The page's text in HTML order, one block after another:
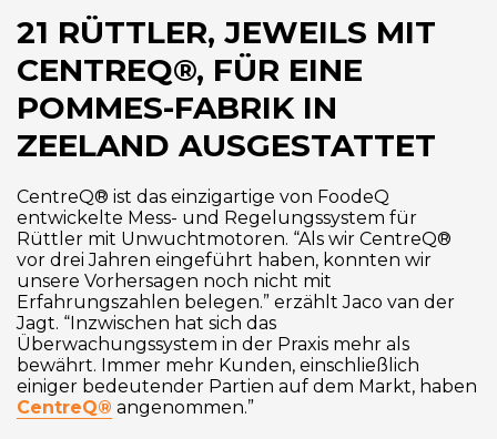
21 RÜTTLER, JEWEILS MIT
CENTREQ®, FÜR EINE
POMMES-FABRIK IN
ZEELAND AUSGESTATTET
CentreQ® ist das einzigartige von FoodeQ
entwickelte Mess- und Regelungssystem für
Rüttler mit Unwuchtmotoren. “Als wir CentreQ®
vor drei Jahren eingeführt haben, konnten wir
unsere Vorhersagen noch nicht mit
Erfahrungszahlen belegen.” erzählt Jaco van der
Jagt. “Inzwischen hat sich das
Überwachungssystem in der Praxis mehr als
bewährt. Immer mehr Kunden, einschließlich
einiger bedeutender Partien auf dem Markt, haben
CentreQ® angenommen.”